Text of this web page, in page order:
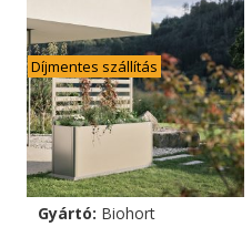
a
terméknek
több
variációja
van.
A
változatok
Díjmentes szállítás
Gyártó: Biohort